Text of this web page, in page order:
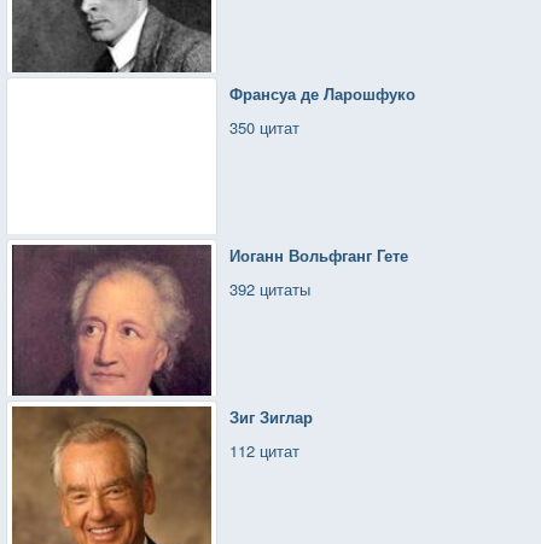
Франсуа де Ларошфуко
350 цитат
Иоганн Вольфганг Гете
392 цитаты
Зиг Зиглар
112 цитат